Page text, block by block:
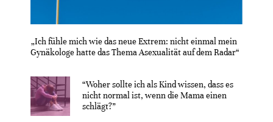
„Ich fühle mich wie das neue Extrem: nicht einmal mein
Gynäkologe hatte das Thema Asexualität auf dem Radar“
“Woher sollte ich als Kind wissen, dass es
nicht normal ist, wenn die Mama einen
schlägt?”